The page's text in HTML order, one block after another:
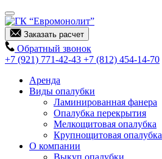
Заказать расчет
Обратный звонок
+7 (921) 771-42-43 +7 (812) 454-14-70
Аренда
Виды опалубки
Ламинированная фанера
Опалубка перекрытия
Мелкощитовая опалубка
Крупнощитовая опалубка
О компании
Выкуп опалубки